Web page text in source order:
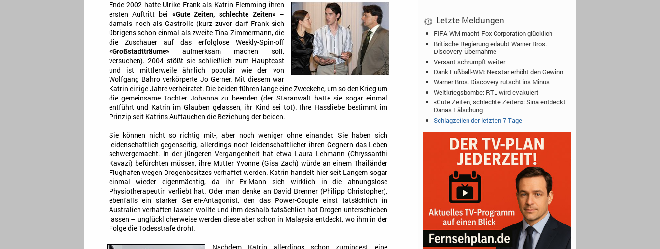
Ende 2002 hatte Ulrike Frank als Katrin Flemming ihren
ersten Auftritt bei «Gute Zeiten, schlechte Zeiten» –
damals noch als Gastrolle (kurz zuvor darf Frank sich
übrigens schon einmal als zweite Tina Zimmermann, die
die Zuschauer auf das erfolglose Weekly-Spin-off
«Großstadtträume» aufmerksam machen soll,
versuchen). 2004 stößt sie schließlich zum Hauptcast
und ist mittlerweile ähnlich populär wie der von
Wolfgang Bahro verkörperte Jo Gerner. Mit diesem war
Katrin einige Jahre verheiratet. Die beiden führen lange eine Zweckehe, um so den Krieg um
die gemeinsame Tochter Johanna zu beenden (der Staranwalt hatte sie sogar einmal
entführt und Katrin im Glauben gelassen, ihr Kind sei tot). Ihre Hassliebe bestimmt im
Prinzip seit Katrins Auftauchen die Beziehung der beiden.
Sie können nicht so richtig mit-, aber noch weniger ohne einander. Sie haben sich
leidenschaftlich gegenseitig, allerdings noch leidenschaftlicher ihren Gegnern das Leben
schwergemacht. In der jüngeren Vergangenheit hat etwa Laura Lehmann (Chryssanthi
Kavazi) befürchten müssen, ihre Mutter Yvonne (Gisa Zach) würde an einem Thailänder
Flughafen wegen Drogenbesitzes verhaftet werden. Katrin handelt hier seit Langem sogar
einmal wieder eigenmächtig, da ihr Ex-Mann sich wirklich in die ahnungslose
Physiotherapeutin verliebt hat. Oder man denke an David Brenner (Philipp Christopher),
ebenfalls ein starker Serien-Antagonist, den das Power-Couple einst tatsächlich in
Australien verhaften lassen wollte und ihm deshalb tatsächlich hat Drogen unterschieben
lassen – unglücklicherweise werden diese aber schon in Malaysia entdeckt, wo ihm in der
Folge die Todesstrafe droht.
Nachdem Katrin allerdings schon zumindest eine
Letzte Meldungen
FIFA-WM macht Fox Corporation glücklich
Britische Regierung erlaubt Warner Bros.
Discovery-Übernahme
Versant schrumpft weiter
Dank Fußball-WM: Nexstar erhöht den Gewinn
Warner Bros. Discovery rutscht ins Minus
Weltkriegsbombe: RTL wird evakuiert
«Gute Zeiten, schlechte Zeiten»: Sina entdeckt
Danas Fälschung
Schlagzeilen der letzten 7 Tage